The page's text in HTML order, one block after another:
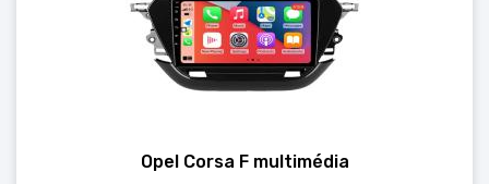
Opel Corsa F multimédia